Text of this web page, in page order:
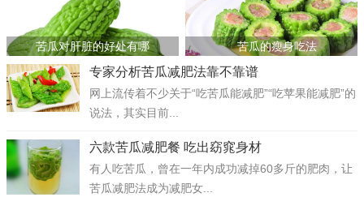
苦瓜对肝脏的好处有哪 苦瓜的瘦身吃法
专家分析苦瓜减肥法靠不靠谱
网上流传着不少关于“吃苦瓜能减肥”“吃苹果能减肥”的
说法，其实目前...
六款苦瓜减肥餐 吃出窈窕身材
有人吃苦瓜，曾在一年内成功减掉60多斤的肥肉，让
苦瓜减肥法成为减肥女...